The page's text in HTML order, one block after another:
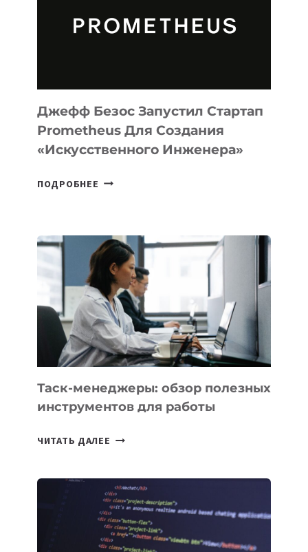
ДЛЯ
ПРОГРАММИРОВАНИЯ
И
LINUX
Джефф Безос Запустил Стартап
Prometheus Для Создания
«искусственного Инженера»
ПОДРОБНЕЕ ДЖЕФФ
PROMETHEUS
ДЛЯ
СОЗДАНИЯ
«ИСКУССТВЕННОГО
ИНЖЕНЕРА»
Таск-менеджеры: обзор полезных
инструментов для работы
ЧИТАТЬ ДАЛЕЕ ТАСК-
ПОЛЕЗНЫХ
ИНСТРУМЕНТОВ
ДЛЯ
РАБОТЫ